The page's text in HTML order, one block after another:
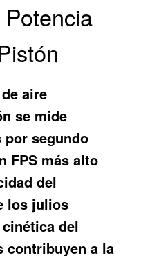
aire
se mide
segundo
FPS más alto
del
los julios
del
contribuyen a la